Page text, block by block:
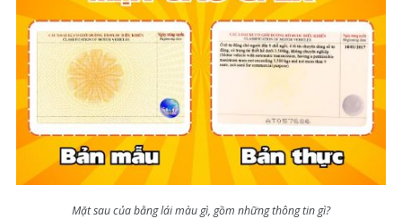
Mặt sau của bằng lái màu gì, gồm những thông tin gì?